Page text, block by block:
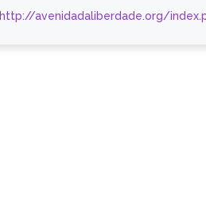
http://avenidadaliberdade.org/